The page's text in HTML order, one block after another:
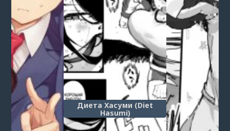
Диета Хасуми (Diet
Hasumi)